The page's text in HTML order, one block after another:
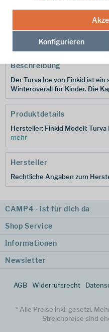
Merken
Hersteller-Nr.:
Beschreibung
Der Turva Ice von Finkid ist
Winteroverall für Kinder. Die
Produktdetails
Hersteller: Finkid Modell:
mehr
Hersteller
Rechtliche Angaben zum
CAMP4 - ist für dich da
Shop Service
Informationen
Newsletter
AGB Widerrufsrecht
* Alle Preise inkl. gesetzl.
Streichpreise sind
Konfigurieren